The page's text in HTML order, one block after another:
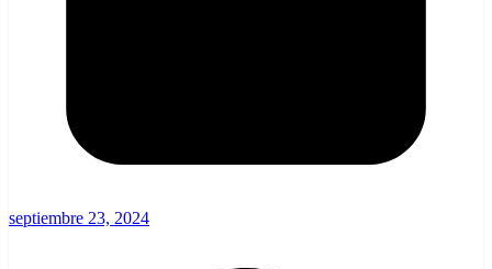
septiembre 23, 2024